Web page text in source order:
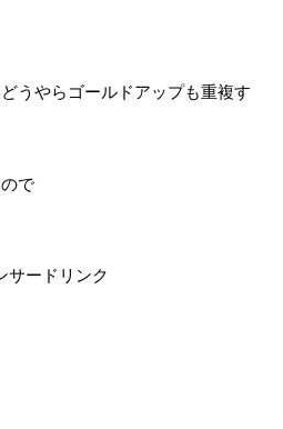
うやらゴールドアップも重複す
で
サードリンク